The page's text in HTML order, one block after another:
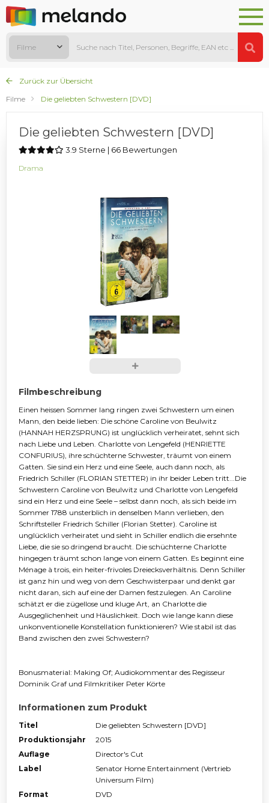
Filme
Zurück zur Übersicht
Filme
Die geliebten Schwestern [DVD]
Die geliebten Schwestern [DVD]
3.9 Sterne | 66 Bewertungen
Drama
Filmbeschreibung
Einen heissen Sommer lang ringen zwei Schwestern um einen
Mann, den beide lieben: Die schöne Caroline von Beulwitz
(HANNAH HERZSPRUNG) ist unglücklich verheiratet, sehnt sich
nach Liebe und Leben. Charlotte von Lengefeld (HENRIETTE
CONFURIUS), ihre schüchterne Schwester, träumt von einem
Gatten. Sie sind ein Herz und eine Seele, auch dann noch, als
Friedrich Schiller (FLORIAN STETTER) in ihr beider Leben tritt...Die
Schwestern Caroline von Beulwitz und Charlotte von Lengefeld
sind ein Herz und eine Seele – selbst dann noch, als sich beide im
Sommer 1788 unsterblich in denselben Mann verlieben, den
Schriftsteller Friedrich Schiller (Florian Stetter). Caroline ist
unglücklich verheiratet und sieht in Schiller endlich die ersehnte
Liebe, die sie so dringend braucht. Die schüchterne Charlotte
hingegen träumt schon lange von einem Gatten. Es beginnt eine
Ménage à trois, ein heiter-frivoles Dreiecksverhältnis. Denn Schiller
ist ganz hin und weg von dem Geschwisterpaar und denkt gar
nicht daran, sich auf eine der Damen festzulegen. An Caroline
schätzt er die zügellose und kluge Art, an Charlotte die
Ausgeglichenheit und Häuslichkeit. Doch wie lange kann diese
unkonventionelle Konstellation funktionieren? Wie stabil ist das
Band zwischen den zwei Schwestern?
Bonusmaterial: Making Of; Audiokommentar des Regisseur
Dominik Graf und Filmkritiker Peter Körte
Informationen zum Produkt
Titel
Die geliebten Schwestern [DVD]
Produktionsjahr
2015
Auflage
Director's Cut
Label
Senator Home Entertainment (Vertrieb
Universum Film)
Format
DVD